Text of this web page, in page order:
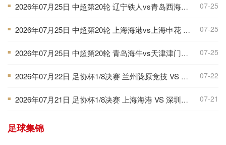
■ 2026年07月25日 中超第20轮 辽宁铁人vs青岛西海岸 全场录像 07-25
■ 2026年07月25日 中超第20轮 上海海港vs上海申花 全场录像 07-25
■ 2026年07月25日 中超第20轮 青岛海牛vs天津津门虎 全场录像 07-25
■ 2026年07月22日 足协杯1/8决赛 兰州陇原竞技 VS 陕西联合 全场录像 07-22
■ 2026年07月21日 足协杯1/8决赛 上海海港 VS 深圳新鹏城 全场录像 07-21
足球集锦